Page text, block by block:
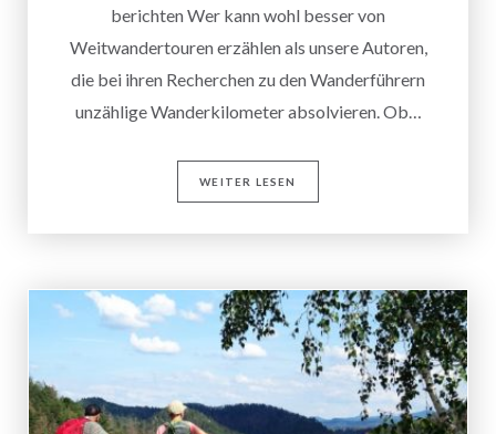
berichten Wer kann wohl besser von
Weitwandertouren erzählen als unsere Autoren,
die bei ihren Recherchen zu den Wanderführern
unzählige Wanderkilometer absolvieren. Ob…
WEITER LESEN